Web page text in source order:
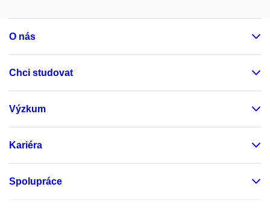
O nás
Chci studovat
Výzkum
Kariéra
Spolupráce